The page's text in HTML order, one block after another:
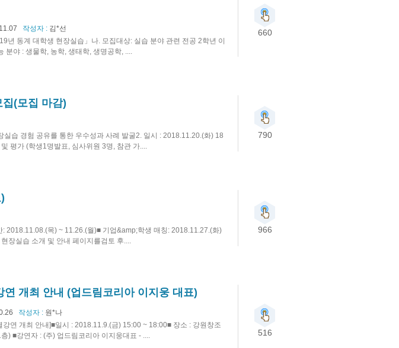
작성자 : 김*선
년 동계 대학생 현장실습」나. 모집대상: 실습 분야 관련 전공 2학년 이
야 : 생물학, 농학, 생태학, 생명공학, ....
660
(모집 마감)
습 경험 공유를 통한 우수성과 사례 발굴2. 일시 : 2018.11.20.(화) 18
평가 (학생1명발표, 심사위원 3명, 참관 가....
790
2018.11.08.(목) ~ 11.26.(월)■ 기업&amp;학생 매칭: 2018.11.27.(화)
장실습 소개 및 안내 페이지를검토 후....
966
개최 안내 (업드림코리아 이지웅 대표)
작성자 : 원*나
강연 개최 안내]■일시 : 2018.11.9.(금) 15:00 ~ 18:00■ 장소 : 강원창조
) ■강연자 : (주) 업드림코리아 이지웅대표 - ....
516